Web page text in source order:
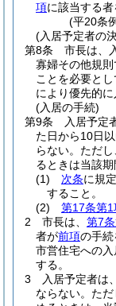
項に該当する
(平20条
(入居予定者の
第8条
市長は、
寡婦その他規
ことを必要と
により優先的
(入居の手続)
第9条
入居予定
た日から10日
らない。 ただ
るときは当該期
(1)
次条に規
すること。
(2)
第17条第1
2
市長は、 第7
者が前項の手続
市営住宅への
する。
3
入居予定者は
ならない。 た